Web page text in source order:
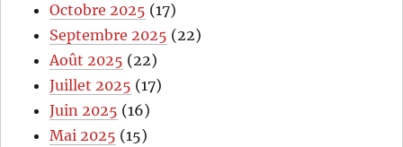
Octobre 2025 (17)
Septembre 2025 (22)
Août 2025 (22)
Juillet 2025 (17)
Juin 2025 (16)
Mai 2025 (15)